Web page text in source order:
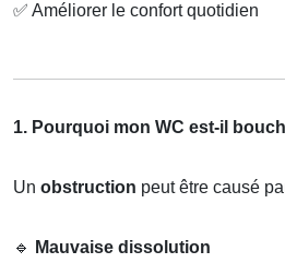
✅ Améliorer le confort quotidien
1. Pourquoi mon WC est-il
Un obstruction peut être causé
🔹 Mauvaise dissolution